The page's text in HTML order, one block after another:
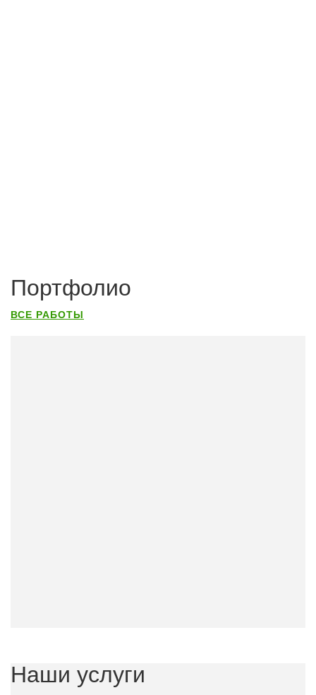
Портфолио
ВСЕ РАБОТЫ
Наши услуги